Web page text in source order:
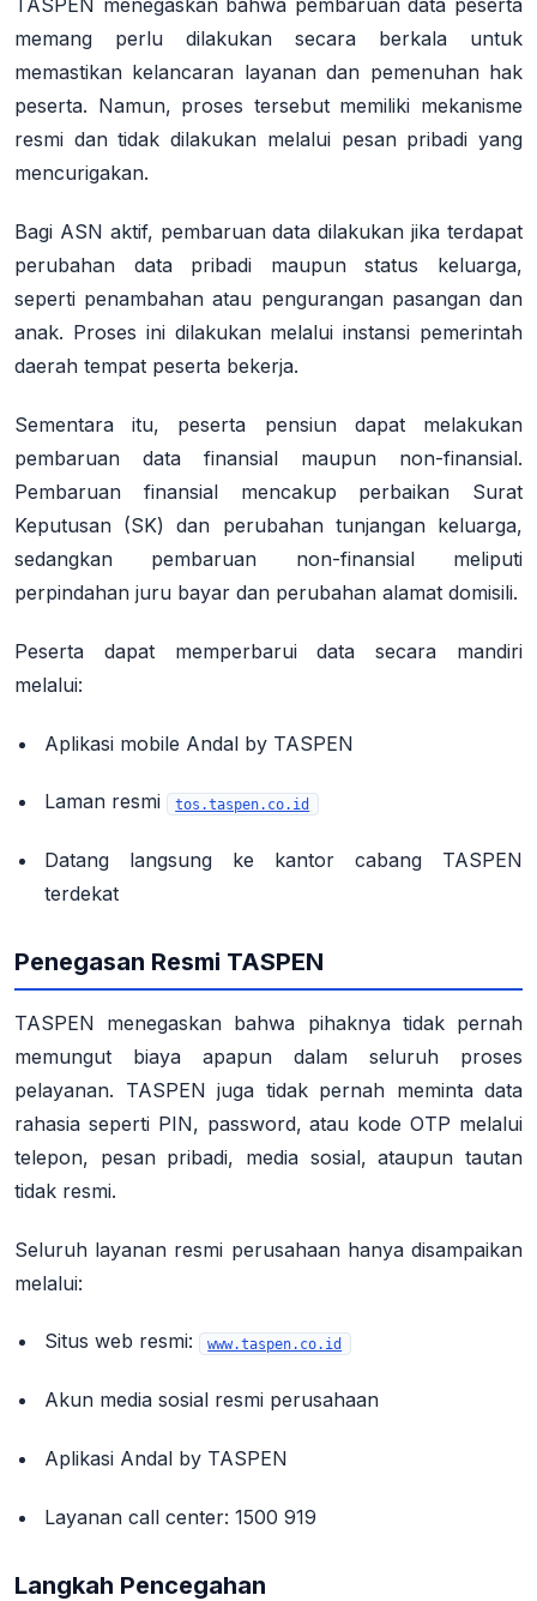
TASPEN menegaskan bahwa pembaruan data peserta
memang perlu dilakukan secara berkala untuk
memastikan kelancaran layanan dan pemenuhan hak
peserta. Namun, proses tersebut memiliki mekanisme
resmi dan tidak dilakukan melalui pesan pribadi yang
mencurigakan.
Bagi ASN aktif, pembaruan data dilakukan jika terdapat
perubahan data pribadi maupun status keluarga,
seperti penambahan atau pengurangan pasangan dan
anak. Proses ini dilakukan melalui instansi pemerintah
daerah tempat peserta bekerja.
Sementara itu, peserta pensiun dapat melakukan
pembaruan data finansial maupun non-finansial.
Pembaruan finansial mencakup perbaikan Surat
Keputusan (SK) dan perubahan tunjangan keluarga,
sedangkan pembaruan non-finansial meliputi
perpindahan juru bayar dan perubahan alamat domisili.
Peserta dapat memperbarui data secara mandiri
melalui:
Aplikasi mobile Andal by TASPEN
Laman resmi tos.taspen.co.id
Datang langsung ke kantor cabang TASPEN
terdekat
Penegasan Resmi TASPEN
TASPEN menegaskan bahwa pihaknya tidak pernah
memungut biaya apapun dalam seluruh proses
pelayanan. TASPEN juga tidak pernah meminta data
rahasia seperti PIN, password, atau kode OTP melalui
telepon, pesan pribadi, media sosial, ataupun tautan
tidak resmi.
Seluruh layanan resmi perusahaan hanya disampaikan
melalui:
Situs web resmi: www.taspen.co.id
Akun media sosial resmiperusahaan
Aplikasi Andal by TASPEN
Layanan call center: 1500 919
Langkah Pencegahan